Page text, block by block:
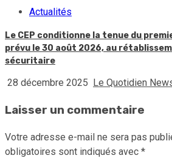
Actualités
Le CEP conditionne la tenue du
prévu le 30 août 2026, au
sécuritaire
28 décembre 2025 Le Quotidien
Laisser un commentaire
Votre adresse e-mail ne sera pas
obligatoires sont indiqués avec *